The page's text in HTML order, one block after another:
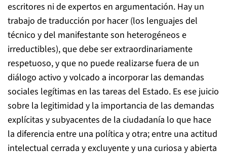
escritores ni de expertos en argumentación. Hay un
trabajo de traducción por hacer (los lenguajes del
técnico y del manifestante son heterogéneos e
irreductibles), que debe ser extraordinariamente
respetuoso, y que no puede realizarse fuera de un
diálogo activo y volcado a incorporar las demandas
sociales legítimas en las tareas del Estado. Es ese juicio
sobre la legitimidad y la importancia de las demandas
explícitas y subyacentes de la ciudadanía lo que hace
la diferencia entre una política y otra; entre una actitud
intelectual cerrada y excluyente y una curiosa y abierta